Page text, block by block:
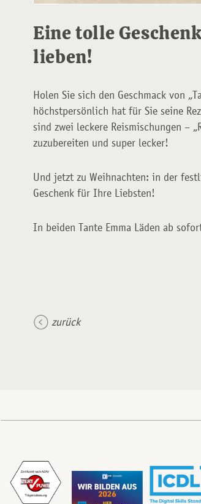
Eine tolle
lieben!
Holen Sie sich den Geschmack von
höchstpersönlich hat für Sie seine
sind zwei leckere Reismischungen –
zuzubereiten und super lecker!
Und jetzt zu Weihnachten: in der
Geschenk für Ihre Liebsten!
In beiden Tante Emma Läden ab
zurück